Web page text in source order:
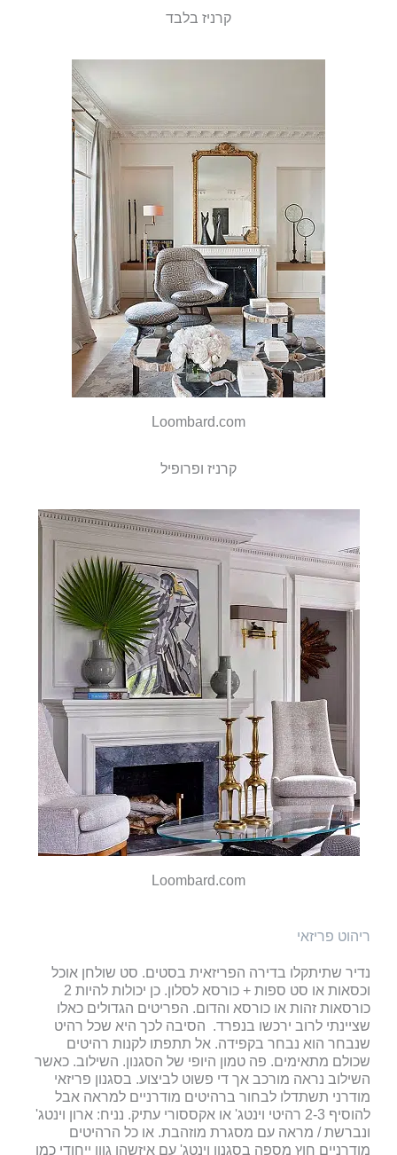
קרניז בלבד
Loombard.com
קרניז ופרופיל
Loombard.com
ריהוט פריזאי
נדיר שתיתקלו בדירה הפריזאית בסטים. סט שולחן אוכל
וכסאות או סט ספות + כורסא לסלון. כן יכולות להיות 2
כורסאות זהות או כורסא והדום. הפריטים הגדולים כאלו
שציינתי לרוב ירכשו בנפרד. הסיבה לכך היא שכל רהיט
שנבחר הוא נבחר בקפידה. אל תתפתו לקנות רהיטים
שכולם מתאימים. פה טמון היופי של הסגנון. השילוב. כאשר
השילוב נראה מורכב אך די פשוט לביצוע. בסגנון פריזאי
מודרני תשתדלו לבחור ברהיטים מודרניים למראה אבל
להוסיף 2-3 רהיטי וינטג' או אקססורי עתיק. נניח: ארון וינטג'
ונברשת / מראה עם מסגרת מוזהבת. או כל הרהיטים
מודרניים חוץ מספה בסגנון וינטג' עם איזשהו גוון ייחודי כמו